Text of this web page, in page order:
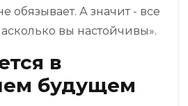
обязывает. А значит - все
вы настойчивы».
в
будущем